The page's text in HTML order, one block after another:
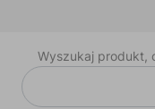
Wyszukaj produkt,